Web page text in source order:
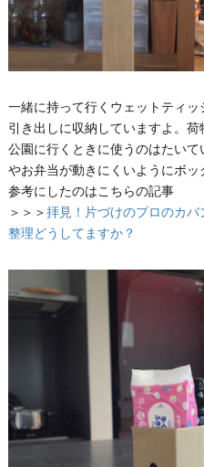
一緒に持って行くウェットティ
引き出しに収納していますよ。荷
公園に行くときに使うのはたい
やお弁当が動きにくいようにボッ
参考にしたのはこちらの記事
＞＞＞拝見！片づけのプロのカ
整理どうしてますか？